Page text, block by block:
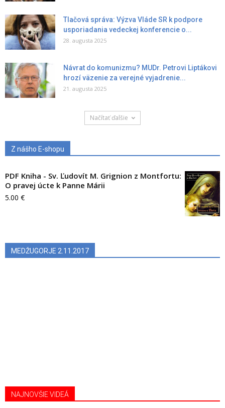
Tlačová správa: Výzva Vláde SR k podpore
usporiadania vedeckej konferencie o...
28. augusta 2025
Návrat do komunizmu? MUDr. Petrovi Liptákovi
hrozí väzenie za verejné vyjadrenie...
21. augusta 2025
Načítať ďalšie
Z nášho E-shopu
PDF Kniha - Sv. Ľudovít M. Grignion z Montfortu:
O pravej úcte k Panne Márii
5.00 €
MEDŽUGORJE 2.11.2017
NAJNOVŠIE VIDEÁ